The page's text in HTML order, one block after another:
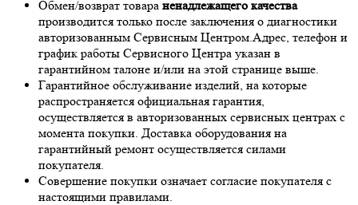
Обмен/возврат товара ненадлежащего качества
производится только после заключения о диагностики
авторизованным Сервисным Центром.Адрес, телефон и
график работы Сервисного Центра указан в
гарантийном талоне и/или на этой странице выше.
Гарантийное обслуживание изделий, на которые
распространяется официальная гарантия,
осуществляется в авторизованных сервисных центрах с
момента покупки. Доставка оборудования на
гарантийный ремонт осуществляется силами
покупателя.
Совершение покупки означает согласие покупателя с
настоящими правилами.